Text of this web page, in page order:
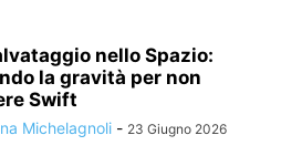
nello Spazio:
la gravità per non
Swift
Michelagnoli - 23 Giugno 2026